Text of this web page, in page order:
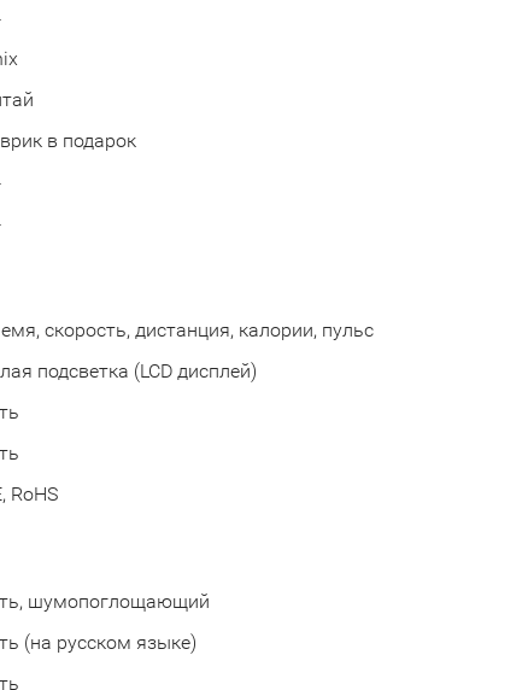
в подарок
скорость, дистанция, калории, пульс
подсветка (LCD дисплей)
RoHS
шумопоглощающий
(на русском языке)